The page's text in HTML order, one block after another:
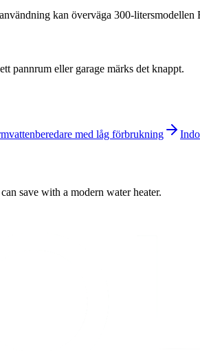
kan överväga 300-litersmodellen
pannrum eller garage märks det knappt.
med låg förbrukning
save with a modern water heater.